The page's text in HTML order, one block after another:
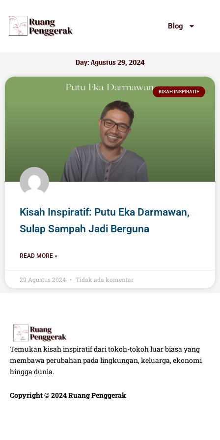
konten
Blog
Day: Agustus 29, 2024
KISAH INSPIRATIF
Kisah Inspiratif: Putu Eka Darmawan,
Sulap Sampah Jadi Berguna
READ MORE »
29 Agustus 2024 Tidak ada komentar
Temukan kisah inspiratif dari tokoh-tokoh luar biasa yang
membawa perubahan pada lingkungan, keluarga, ekonomi
hingga dunia.
Copyright © 2024 Ruang Penggerak